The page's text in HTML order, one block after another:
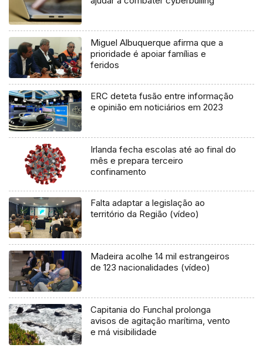
Miguel Albuquerque afirma que a
prioridade é apoiar famílias e
feridos
ERC deteta fusão entre informação
e opinião em noticiários em 2023
Irlanda fecha escolas até ao final do
mês e prepara terceiro
confinamento
Falta adaptar a legislação ao
território da Região (vídeo)
Madeira acolhe 14 mil estrangeiros
de 123 nacionalidades (vídeo)
Capitania do Funchal prolonga
avisos de agitação marítima, vento
e má visibilidade